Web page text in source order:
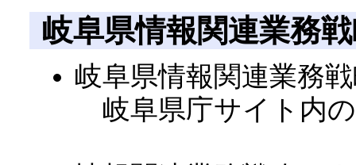
岐阜県情報関連業務
岐阜県情報関連業務
岐阜県庁サイト内